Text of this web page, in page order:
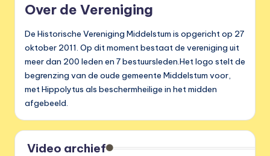
Over de Vereniging
De Historische Vereniging Middelstum is opgericht op 27
oktober 2011. Op dit moment bestaat de vereniging uit
meer dan 200 leden en 7 bestuursleden.Het logo stelt de
begrenzing van de oude gemeente Middelstum voor,
met Hippolytus als beschermheilige in het midden
afgebeeld.
Video archief